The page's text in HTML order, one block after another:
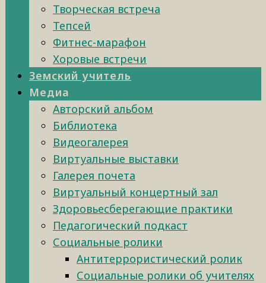
Творческая встреча
Тепсей
Фитнес-марафон
Хоровые встречи
Земский учитель
Медиа
Авторский альбом
Библиотека
Видеогалерея
Виртуальные выставки
Галерея почета
Виртуальный концертный зал
Здоровьесберегающие практики
Педагогический подкаст
Социальные ролики
Антитеррористический ролик
Социальные ролики об учителях